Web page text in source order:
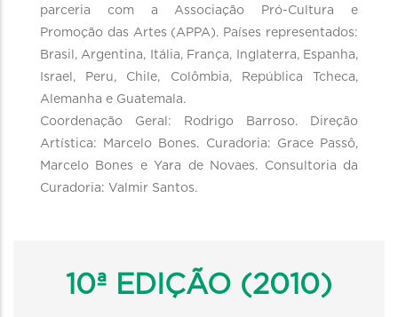
parceria com a Associação Pró-Cultura e
Promoção das Artes (APPA). Países representados:
Brasil, Argentina, Itália, França, Inglaterra, Espanha,
Israel, Peru, Chile, Colômbia, República Tcheca,
Alemanha e Guatemala.
Coordenação Geral: Rodrigo Barroso. Direção
Artística: Marcelo Bones. Curadoria: Grace Passô,
Marcelo Bones e Yara de Novaes. Consultoria da
Curadoria: Valmir Santos.
10ª EDIÇÃO (2010)